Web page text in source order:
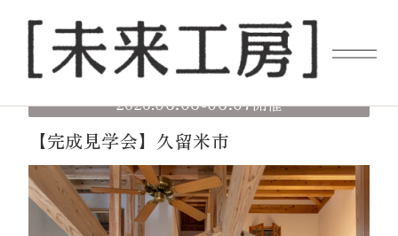
2026.06.06-06.07開催
【完成見学会】久留米市